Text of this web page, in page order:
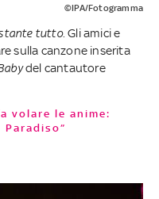
©IPA/Fotogramma
tutto. Gli amici e
sulla canzone inserita
del cantautore
Paradiso”